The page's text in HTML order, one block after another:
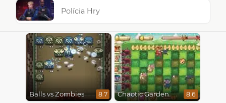
Polícia Hry
Balls vs Zombies 8.7 Chaotic Garden 8.6